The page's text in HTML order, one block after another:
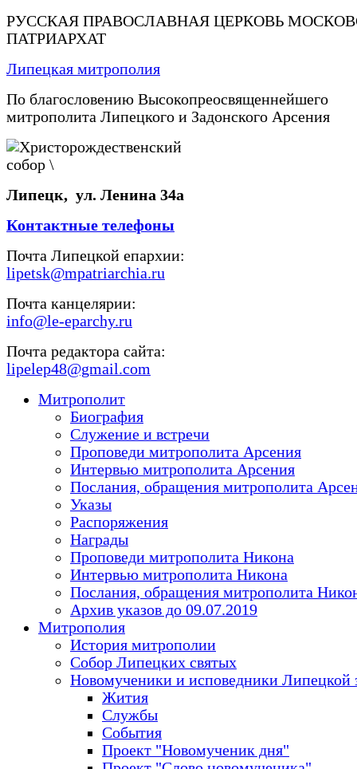
РУССКАЯ ПРАВОСЛАВНАЯ ЦЕРКОВЬ
ПАТРИАРХАТ
Липецкая митрополия
По благословению Высокопреосвященнейшего
митрополита Липецкого и Задонского Арсения
Липецк, ул. Ленина 34а
Контактные телефоны
Почта Липецкой епархии:
lipetsk@mpatriarchia.ru
Почта канцелярии:
info@le-eparchy.ru
Почта редактора сайта:
lipelep48@gmail.com
Митрополит
Биография
Служение и встречи
Проповеди митрополита Арсения
Интервью митрополита Арсения
Послания, обращения митрополита
Указы
Распоряжения
Награды
Проповеди митрополита Никона
Интервью митрополита Никона
Послания, обращения митрополита
Архив указов до 09.07.2019
Митрополия
История митрополии
Собор Липецких святых
Новомученики и исповедники Липецкой
Жития
Службы
События
Проект "Новомученик дня"